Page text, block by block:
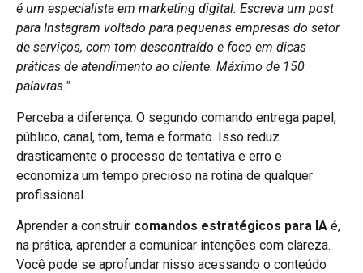
é um especialista em marketing digital. Escreva um post
para Instagram voltado para pequenas empresas do setor
de serviços, com tom descontraído e foco em dicas
práticas de atendimento ao cliente. Máximo de 150
palavras."
Perceba a diferença. O segundo comando entrega papel,
público, canal, tom, tema e formato. Isso reduz
drasticamente o processo de tentativa e erro e
economiza um tempo precioso na rotina de qualquer
profissional.
Aprender a construir comandos estratégicos para IA é,
na prática, aprender a comunicar intenções com clareza.
Você pode se aprofundar nisso acessando o conteúdo